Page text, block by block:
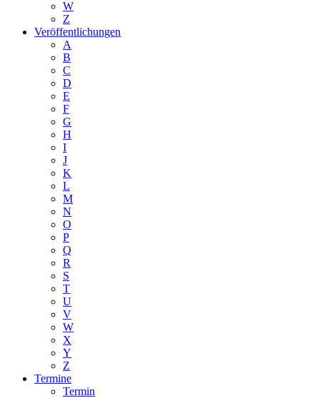
W
Z
Veröffentlichungen
A
B
C
D
E
F
G
H
I
J
K
L
M
N
O
P
Q
R
S
T
U
V
W
X
Y
Z
Termine
Termin